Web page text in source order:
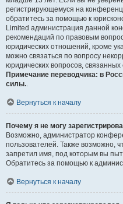
регистрирующемуся на
обратитесь за помощью к
Limited администрация данной
рекомендаций по правовым
юридических отношений, кроме
можно связаться по вопросу
юридических вопросов,
Примечание переводчика: в
силы.
Вернуться к началу
Почему я не могу
Возможно, администратор
пользователей. Также возможно,
запретил имя, под которым вы
Обратитесь за помощью к
Вернуться к началу